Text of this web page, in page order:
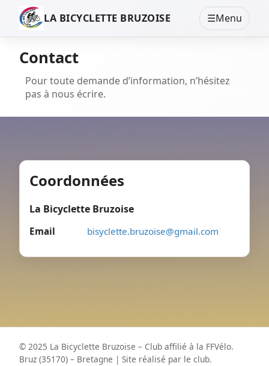
LA BICYCLETTE BRUZOISE ☰Menu
Contact
Pour toute demande d’information, n’hésitez
pas à nous écrire.
Coordonnées
La Bicyclette Bruzoise
Email bisyclette.bruzoise@gmail.com
© 2025 La Bicyclette Bruzoise – Club affilié à la FFVélo.
Bruz (35170) – Bretagne | Site réalisé par le club.